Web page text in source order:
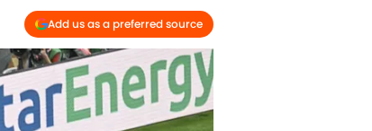
Add us as a preferred source